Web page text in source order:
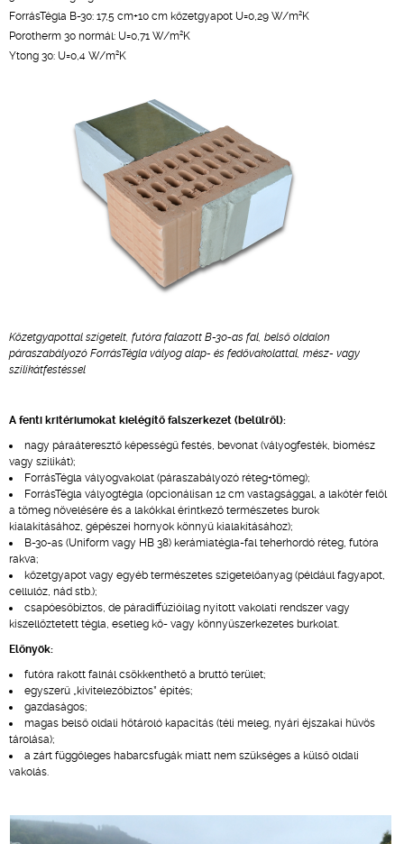
ForrásTégla B-30: 17,5 cm+10 cm kőzetgyapot U=0,29 W/m2 K
Porotherm 30 normál: U=0,71 W/m2 K
Ytong 30: U=0,4 W/m2 K
Kőzetgyapottal szigetelt, futóra falazott B-30-as fal, belső oldalon
páraszabályozó ForrásTégla vályog alap- és fedővakolattal, mész- vagy
szilikátfestéssel
A fenti kritériumokat kielégítő falszerkezet (belülről):
nagy páraáteresztő képességű festés, bevonat (vályogfesték, biomész
vagy szilikát);
ForrásTégla vályogvakolat (páraszabályozó réteg+tömeg);
ForrásTégla vályogtégla (opcionálisan 12 cm vastagsággal, a lakótér felől
a tömeg növelésére és a lakókkal érintkező természetes burok
kialakításához, gépészei hornyok könnyű kialakításához);
B-30-as (Uniform vagy HB 38) kerámiatégla-fal teherhordó réteg, futóra
rakva;
kőzetgyapot vagy egyéb természetes szigetelőanyag (például fagyapot,
cellulóz, nád stb.);
csapóesőbiztos, de páradiffúzióilag nyitott vakolati rendszer vagy
kiszellőztetett tégla, esetleg kő- vagy könnyűszerkezetes burkolat.
Előnyök:
futóra rakott falnál csökkenthető a bruttó terület;
egyszerű „kivitelezőbiztos” építés;
gazdaságos;
magas belső oldali hőtároló kapacitás (téli meleg, nyári éjszakai hűvös
tárolása);
a zárt függőleges habarcsfugák miatt nem szükséges a külső oldali
vakolás.